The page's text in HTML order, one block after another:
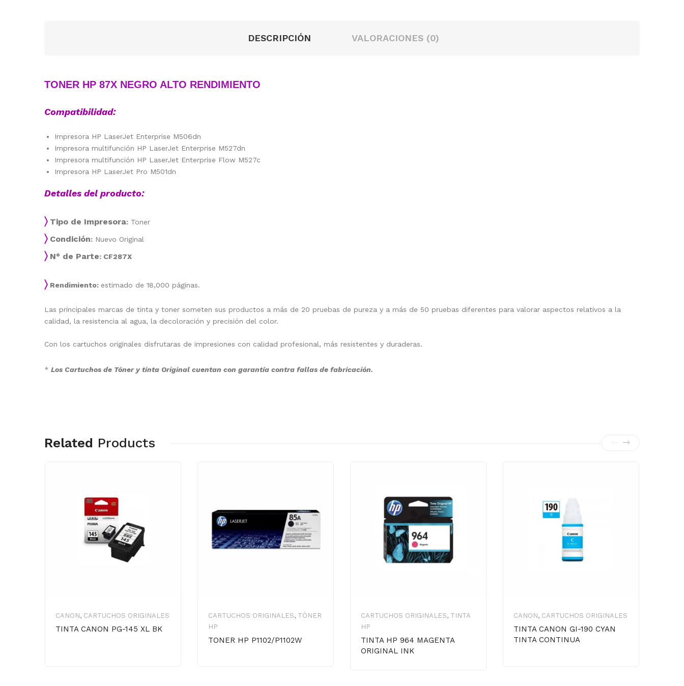
DESCRIPCIÓN VALORACIONES (0)
TONER HP 87X NEGRO ALTO RENDIMIENTO
Compatibilidad:
Impresora HP LaserJet Enterprise M506dn
Impresora multifunción HP LaserJet Enterprise M527dn
Impresora multifunción HP LaserJet Enterprise Flow M527c
Impresora HP LaserJet Pro M501dn
Detalles del producto:
〉 Tipo de Impresora: Toner
〉 Condición: Nuevo Original
〉 N° de Parte: CF287X
〉 Rendimiento: estimado de 18,000 páginas.
Las principales marcas de tinta y toner someten sus productos a más de 20 pruebas de pureza y a más de 50 pruebas diferentes para valorar aspectos relativos a la
calidad, la resistencia al agua, la decoloración y precisión del color.
Con los cartuchos originales disfrutaras de impresiones con calidad profesional, más resistentes y duraderas.
* Los Cartuchos de Tóner y tinta Original cuentan con garantía contra fallas de fabricación.
Related Products
CANON, CARTUCHOS ORIGINALES
TINTA CANON PG-145 XL BK
CARTUCHOS ORIGINALES, TÓNER
HP
TONER HP P1102/P1102W
CARTUCHOS ORIGINALES, TINTA
HP
TINTA HP 964 MAGENTA
ORIGINAL INK
CANON, CARTUCHOS ORIGINALES
TINTA CANON GI-190 CYAN
TINTA CONTINUA